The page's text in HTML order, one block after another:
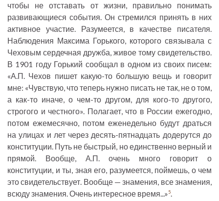
чтобы не отставать от жизни, правильно понимать
развивающиеся события. Он стремился принять в них
активное участие. Разумеется, в качестве писателя.
Наблюдения Максима Горького, которого связывала с
Чеховым сердечная дружба, живое тому свидетельство.
В 1901 году Горький сообщал в одном из своих писем:
«А.П. Чехов пишет какую-то большую вещь и говорит
мне: «Чувствую, что теперь нужно писать не так, не о том,
а как-то иначе, о чем-то другом, для кого-то другого,
строгого и честного». Полагает, что в России ежегодно,
потом ежемесячно, потом еженедельно будут драться
на улицах и лет через десять-пятнадцать додерутся до
конституции. Путь не быстрый, но единственно верный и
прямой. Вообще, А.П. очень много говорит о
конституции, и ты, зная его, разумеется, поймешь, о чем
это свидетельствует. Вообще — знамения, все знамения,
всюду знамения. Очень интересное время...»5.